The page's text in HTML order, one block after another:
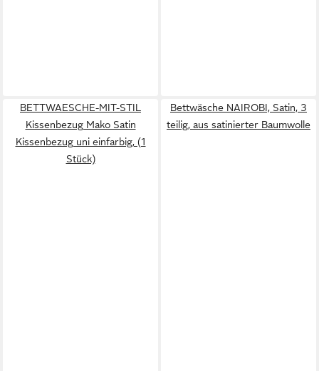
BETTWAESCHE-MIT-STIL
Kissenbezug Mako Satin
Kissenbezug uni einfarbig, (1
Stück)
Bettwäsche NAIROBI, Satin, 3
teilig, aus satinierter Baumwolle